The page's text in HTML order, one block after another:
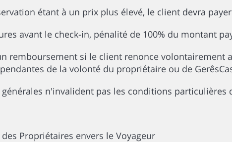
étant à un prix plus élevé, le client devra
avant le check-in, pénalité de 100% du montant
remboursement si le client renonce volontairement
de la volonté du propriétaire ou de
n'invalident pas les conditions particulières
Propriétaires envers le Voyageur